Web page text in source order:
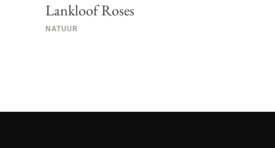
Lankloof Roses
NATUUR